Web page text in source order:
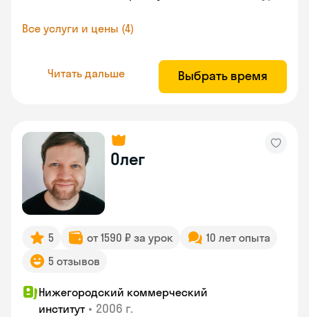
Все услуги и цены (4)
Читать дальше Выбрать время
Олег
5 от 1590 ₽ за урок
10 лет опыта
5 отзывов
Нижегородский коммерческий
институт • 2006 г.